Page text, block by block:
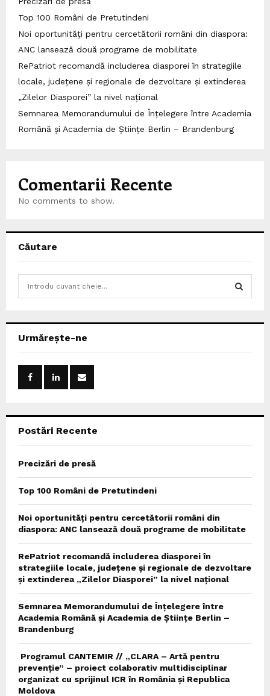
Top 100 Români de Pretutindeni
Noi oportunități pentru cercetătorii români din diaspora:
ANC lansează două programe de mobilitate
RePatriot recomandă includerea diasporei în strategiile
locale, județene și regionale de dezvoltare și extinderea
„Zilelor Diasporei” la nivel național
Semnarea Memorandumului de Înțelegere între Academia
Română și Academia de Științe Berlin – Brandenburg
Comentarii Recente
No comments to show.
Căutare
h
Urmărește-ne
Postări Recente
Precizări de presă
Top 100 Români de Pretutindeni
Noi oportunități pentru cercetătorii români din
diaspora: ANC lansează două programe de mobilitate
RePatriot recomandă includerea diasporei în
strategiile locale, județene și regionale de dezvoltare
și extinderea „Zilelor Diasporei” la nivel național
Semnarea Memorandumului de Înțelegere între
Academia Română și Academia de Științe Berlin –
Brandenburg
Programul CANTEMIR // „CLARA – Artă pentru
prevenție” – proiect colaborativ multidisciplinar
organizat cu sprijinul ICR în România și Republica
Moldova